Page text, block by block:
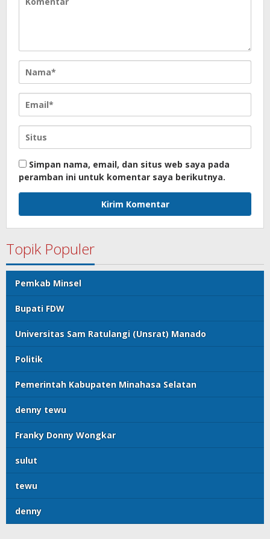
Simpan nama, email, dan situs web saya pada
peramban ini untuk komentar saya berikutnya.
Topik Populer
Pemkab Minsel
Bupati FDW
Universitas Sam Ratulangi (Unsrat) Manado
Politik
Pemerintah Kabupaten Minahasa Selatan
denny tewu
Franky Donny Wongkar
sulut
tewu
denny